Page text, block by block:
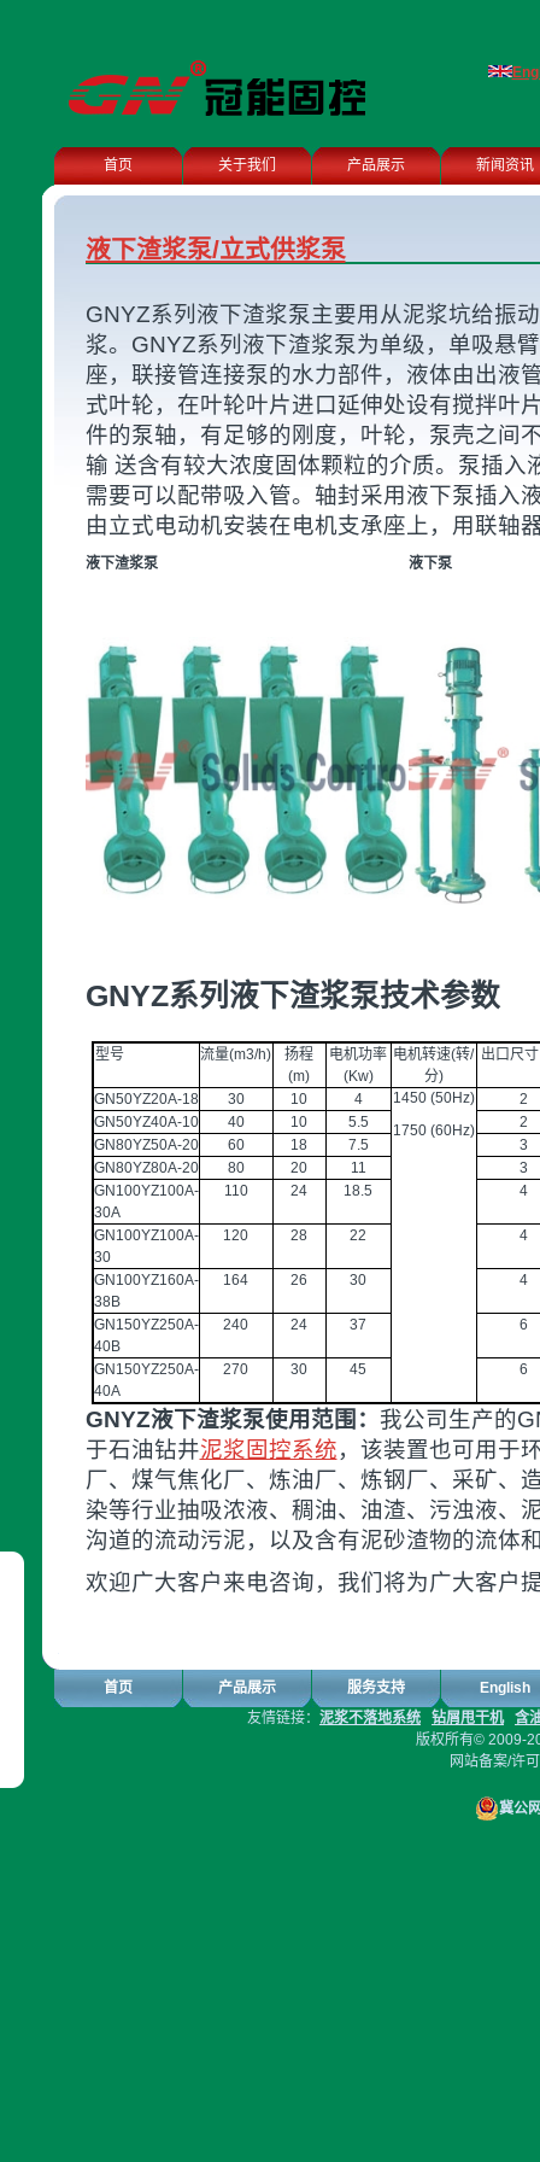
首页 关于我们 产品展示 新闻资讯
液下渣浆泵/立式供浆泵
GNYZ系列液下渣浆泵主要用从泥浆坑给振
浆。GNYZ系列液下渣浆泵为单级，单吸悬
座，联接管连接泵的水力部件，液体由出液
式叶轮，在叶轮叶片进口延伸处设有搅拌叶
件的泵轴，有足够的刚度，叶轮，泵壳之间
输 送含有较大浓度固体颗粒的介质。泵插入
需要可以配带吸入管。轴封采用液下泵插入
由立式电动机安装在电机支承座上，用联轴
液下渣浆泵 液下泵
GNYZ系列液下渣浆泵技术参数
型号 流量(m3/h)
扬程
(m)
电机功率
(Kw)
电机转速(转/
分)
出口尺
GN50YZ20A-18 30 10 4
1450 (50Hz)
1750 (60Hz)
2
GN50YZ40A-10
40 10 5.5
2
GN80YZ50A-20
60 18 7.5
3
GN80YZ80A-20
80 20 11
3
GN100YZ100A-
30A
110 24 18.5 4
GN100YZ100A-
30
120 28 22 4
GN100YZ160A-
38B
164 26 30 4
GN150YZ250A-
40B
240 24 37 6
GN150YZ250A-
40A
270 30 45 6
GNYZ液下渣浆泵使用范围： 我公司生产的
于石油钻井泥浆固控系统，该装置也可用于
厂、煤气焦化厂、炼油厂、炼钢厂、采矿、
染等行业抽吸浓液、稠油、油渣、污浊液、
沟道的流动污泥，以及含有泥砂渣物的流体
欢迎广大客户来电咨询，我们将为广大客户
首页 产品展示 服务支持
English
友情链接： 泥浆不落地系统 钻屑甩干机
含
版权所有© 2009-
网站备案/许
冀公